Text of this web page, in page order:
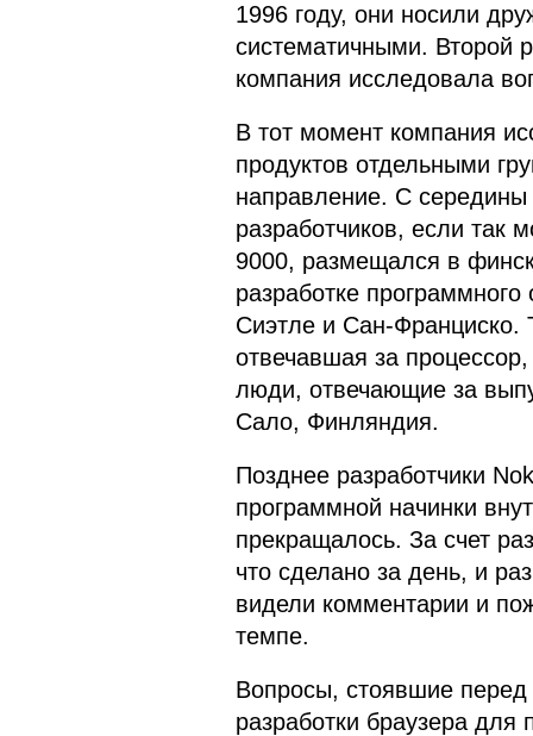
1996 году, они носили
систематичными. Второй
компания исследовала
В тот момент компания
продуктов отдельными
направление. С
разработчиков, если так
9000, размещался в
разработке
Сиэтле и Сан-
отвечавшая за
люди, отвечающие за
Сало, Финляндия.
Позднее разработчики
программной начинки
прекращалось. За счет
что сделано за день, и
видели комментарии и
темпе.
Вопросы, стоявшие перед
разработки браузера для